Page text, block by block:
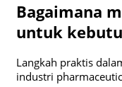
Bagaimana
untuk
Langkah praktis
industri